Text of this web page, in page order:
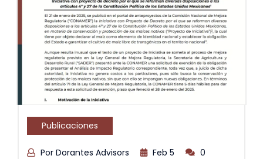
Publicaciones
Por Dorantes Advisors Feb 5 0